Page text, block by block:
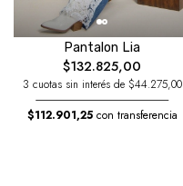
Pantalon Lia
$132.825,00
3 cuotas sin interés de $44.275,00
$112.901,25con transferencia